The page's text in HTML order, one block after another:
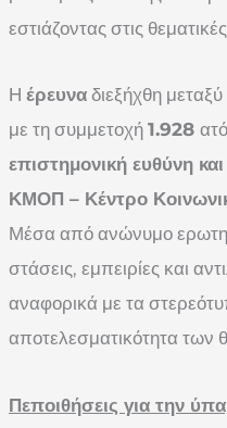
εστιάζοντας στις
Η έρευνα διεξήχθη
με τη συμμετοχή 1.928
επιστημονική ευθύνη
ΚΜΟΠ – Κέντρο
Μέσα από ανώνυμο
στάσεις, εμπειρίες και
αναφορικά με τα
αποτελεσματικότητα
Πεποιθήσεις για την